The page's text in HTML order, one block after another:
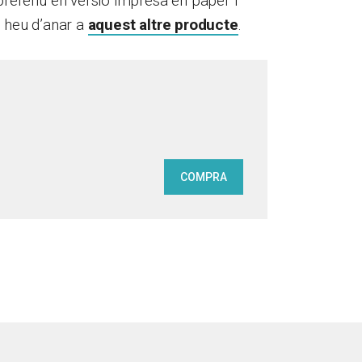
d’anar a aquest altre producte.
COMPRA